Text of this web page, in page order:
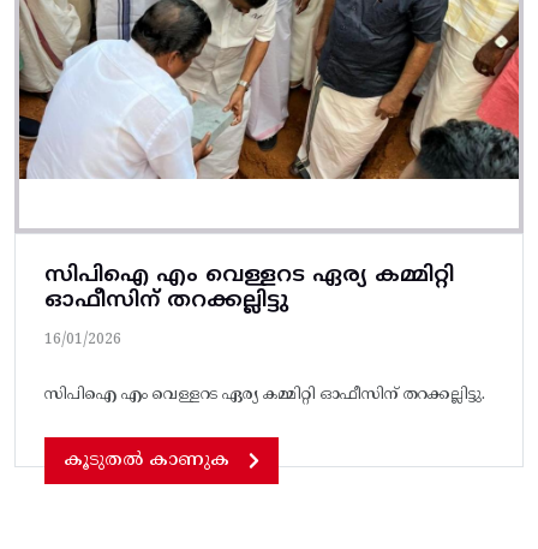
സിപിഐ എം വെള്ളറട ഏര്യ കമ്മിറ്റി
ഓഫീസിന് തറക്കല്ലിട്ടു
16/01/2026
സിപിഐ എം വെള്ളറട ഏര്യ കമ്മിറ്റി ഓഫീസിന് തറക്കല്ലിട്ടു.
കൂടുതൽ കാണുക